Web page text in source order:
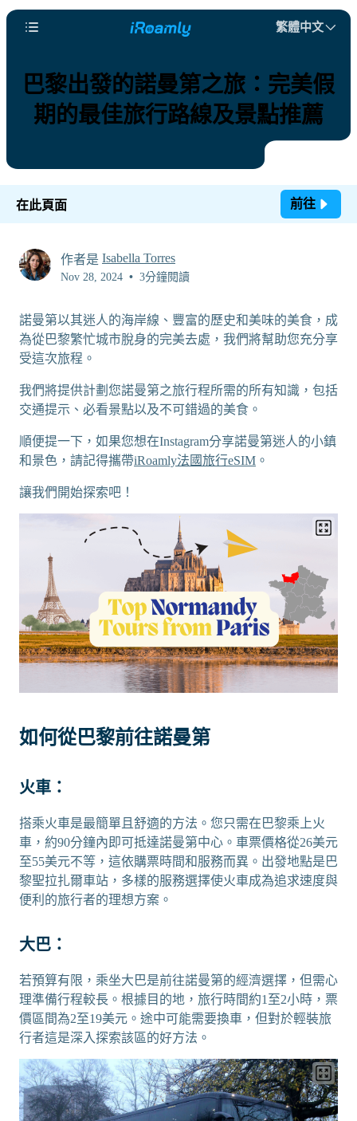
繁體中文
巴黎出發的諾曼第之旅：完美假
期的最佳旅行路線及景點推薦
在此頁面 前往
作者是 Isabella Torres
Nov 28, 2024 • 3分鐘閱讀
諾曼第以其迷人的海岸線、豐富的歷史和美味的美食，成
為從巴黎繁忙城市脫身的完美去處，我們將幫助您充分享
受這次旅程。
我們將提供計劃您諾曼第之旅行程所需的所有知識，包括
交通提示、必看景點以及不可錯過的美食。
順便提一下，如果您想在Instagram分享諾曼第迷人的小鎮
和景色，請記得攜帶iRoamly法國旅行eSIM 。
讓我們開始探索吧！
如何從巴黎前往諾曼第
火車：
搭乘火車是最簡單且舒適的方法。您只需在巴黎乘上火
車，約90分鐘內即可抵達諾曼第中心。車票價格從26美元
至55美元不等，這依購票時間和服務而異。出發地點是巴
黎聖拉扎爾車站，多樣的服務選擇使火車成為追求速度與
便利的旅行者的理想方案。
大巴：
若預算有限，乘坐大巴是前往諾曼第的經濟選擇，但需心
理準備行程較長。根據目的地，旅行時間約1至2小時，票
價區間為2至19美元。途中可能需要換車，但對於輕裝旅
行者這是深入探索該區的好方法。